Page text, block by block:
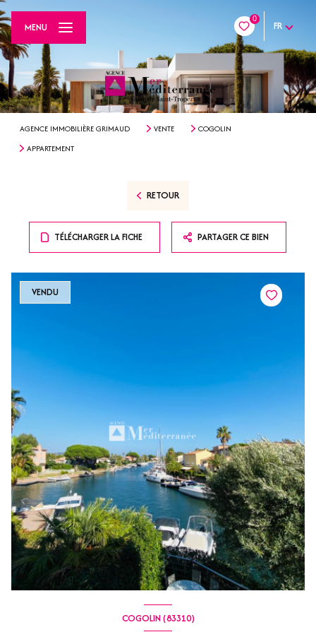
0
FR
MENU
AGENCE IMMOBILIÈRE GRIMAUD VENTE
COGOLIN
APPARTEMENT
RETOUR
TÉLÉCHARGER LA FICHE PARTAGER CE BIEN
VENDU
COGOLIN (83310)